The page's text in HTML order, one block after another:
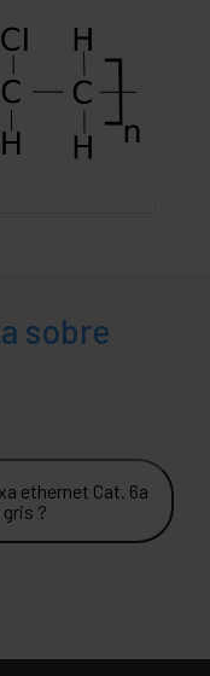
sobre
ethernet Cat. 6a
?